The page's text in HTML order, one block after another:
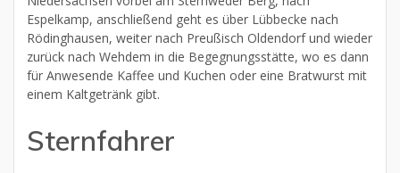
Espelkamp, anschließend geht es über Lübbecke nach
Rödinghausen, weiter nach Preußisch Oldendorf und wieder
zurück nach Wehdem in die Begegnungsstätte, wo es dann
für Anwesende Kaffee und Kuchen oder eine Bratwurst mit
einem Kaltgetränk gibt.
Sternfahrer